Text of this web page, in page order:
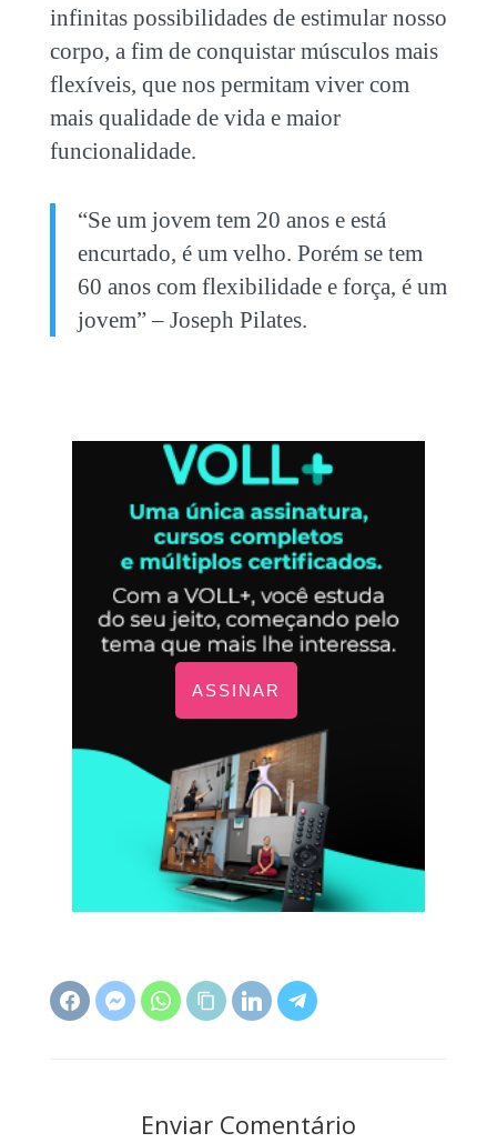
infinitas possibilidades de estimular nosso
corpo, a fim de conquistar músculos mais
flexíveis, que nos permitam viver com
mais qualidade de vida e maior
funcionalidade.
“Se um jovem tem 20 anos e está
encurtado, é um velho. Porém se tem
60 anos com flexibilidade e força, é um
jovem” – Joseph Pilates.
ASSINAR
Enviar Comentário